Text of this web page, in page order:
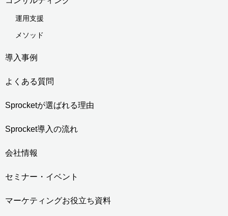
運用支援
メソッド
導入事例
よくある質問
Sprocketが選ばれる理由
Sprocket導入の流れ
会社情報
セミナー・イベント
マーケティングお役立ち資料